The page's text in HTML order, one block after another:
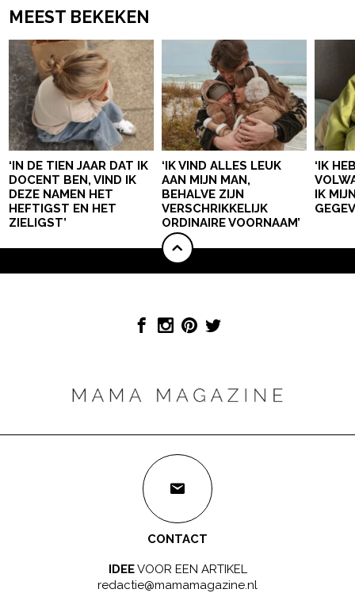
MEEST BEKEKEN
‘IN DE TIEN JAAR DAT IK
DOCENT BEN, VIND IK
DEZE NAMEN HET
HEFTIGST EN HET
ZIELIGST’
‘IK VIND ALLES LEUK
AAN MIJN MAN,
BEHALVE ZIJN
VERSCHRIKKELIJK
ORDINAIRE VOORNAAM’
‘IK
IK
CONTACT
IDEEVOOR EEN ARTIKEL
redactie@mamamagazine.nl